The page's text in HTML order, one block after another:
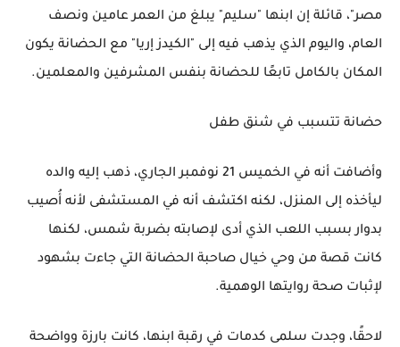
مصر"، قائلة إن ابنها "سليم" يبلغ من العمر عامين ونصف
العام، واليوم الذي يذهب فيه إلى "الكيدز إريا" مع الحضانة يكون
المكان بالكامل تابعًا للحضانة بنفس المشرفين والمعلمين.
حضانة تتسبب في شنق طفل
وأضافت أنه في الخميس 21 نوفمبر الجاري، ذهب إليه والده
ليأخذه إلى المنزل، لكنه اكتشف أنه في المستشفى لأنه أُصيب
بدوار بسبب اللعب الذي أدى لإصابته بضربة شمس، لكنها
كانت قصة من وحي خيال صاحبة الحضانة التي جاءت بشهود
لإثبات صحة روايتها الوهمية.
لاحقًا، وجدت سلمى كدمات في رقبة ابنها، كانت بارزة وواضحة